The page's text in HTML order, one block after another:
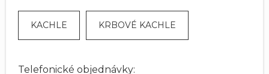
KACHLE KRBOVÉ KACHLE
Telefonické objednávky: